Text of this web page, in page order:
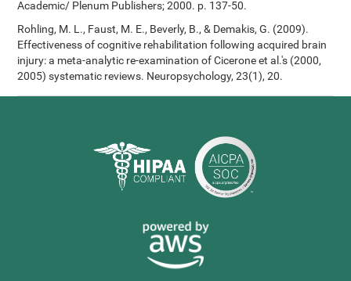
Academic/ Plenum Publishers; 2000. p. 137-50.
Rohling, M. L., Faust, M. E., Beverly, B., & Demakis, G. (2009).
Effectiveness of cognitive rehabilitation following acquired brain
injury: a meta-analytic re-examination of Cicerone et al.'s (2000,
2005) systematic reviews. Neuropsychology, 23(1), 20.